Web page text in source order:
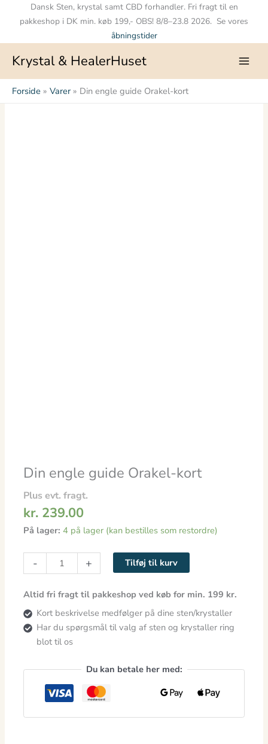
Dansk Sten, krystal samt CBD forhandler. Fri fragt til en
pakkeshop i DK min. køb 199,- OBS! 8/8–23.8 2026. Se vores
åbningstider
Krystal & HealerHuset
Forside Varer Din engle guide Orakel-kort
Din engle guide Orakel-kort
Plus evt. fragt.
kr. 239.00
På lager: 4 på lager (kan bestilles som restordre)
- + Tilføj til kurv
Altid fri fragt til pakkeshop ved køb for min. 199 kr.
Kort beskrivelse medfølger på dine sten/krystaller
Har du spørgsmål til valg af sten og krystaller ring
blot til os
Du kan betale her med: